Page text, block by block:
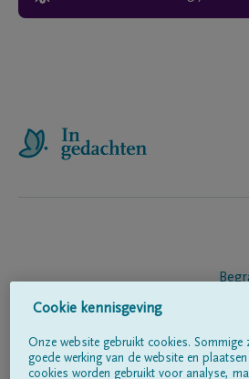
Volg ons op
Cookie kennisgeving
Onze website gebruikt cookies.
goede werking van de website en
cookies worden gebruikt voor analyse,